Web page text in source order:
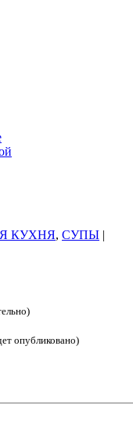
КУХНЯ, СУПЫ |
опубликовано)